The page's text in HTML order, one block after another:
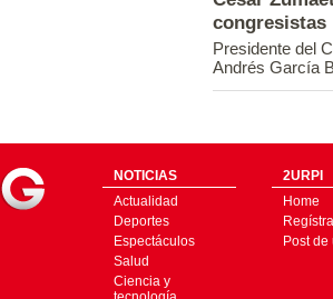
congresistas
Presidente del
Andrés García
NOTICIAS
Actualidad
Deportes
Espectáculos
Salud
Ciencia y
2URPI
Home
Post